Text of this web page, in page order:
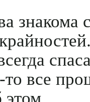
знакома
то все